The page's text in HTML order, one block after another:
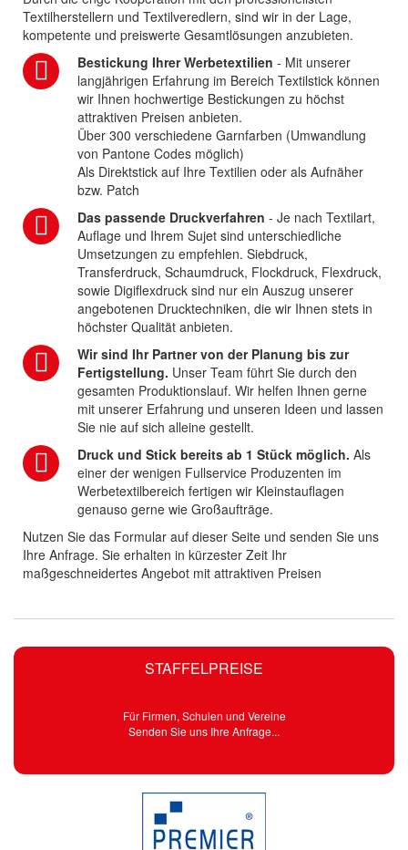
STAFFELPREISE
Für Firmen, Schulen und Vereine
Senden Sie uns Ihre Anfrage...
Textilherstellern und Textilveredlern, sind wir in der Lage,
kompetente und preiswerte Gesamtlösungen anzubieten.
Bestickung Ihrer Werbetextilien - Mit unserer
langjährigen Erfahrung im Bereich Textilstick können
wir Ihnen hochwertige Bestickungen zu höchst
attraktiven Preisen anbieten.
Über 300 verschiedene Garnfarben (Umwandlung
von Pantone Codes möglich)
Als Direktstick auf Ihre Textilien oder als Aufnäher
bzw. Patch
Das passende Druckverfahren - Je nach Textilart,
Auflage und Ihrem Sujet sind unterschiedliche
Umsetzungen zu empfehlen. Siebdruck,
Transferdruck, Schaumdruck, Flockdruck, Flexdruck,
sowie Digiflexdruck sind nur ein Auszug unserer
angebotenen Drucktechniken, die wir Ihnen stets in
höchster Qualität anbieten.
Wir sind Ihr Partner von der Planung bis zur
Fertigstellung. Unser Team führt Sie durch den
gesamten Produktionslauf. Wir helfen Ihnen gerne
mit unserer Erfahrung und unseren Ideen und lassen
Sie nie auf sich alleine gestellt.
Druck und Stick bereits ab 1 Stück möglich. Als
einer der wenigen Fullservice Produzenten im
Werbetextilbereich fertigen wir Kleinstauflagen
genauso gerne wie Großaufträge.
Nutzen Sie das Formular auf dieser Seite und senden Sie uns
Ihre Anfrage. Sie erhalten in kürzester Zeit Ihr
maßgeschneidertes Angebot mit attraktiven Preisen